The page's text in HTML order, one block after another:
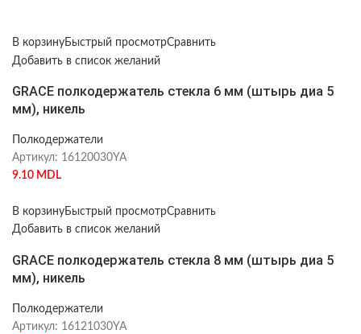
В корзинуБыстрый просмотрСравнить
Добавить в список желаний
GRACE полкодержатель стекла 6 мм (штырь диа 5
мм), никель
Полкодержатели
Артикул: 16120030YA
9.10 MDL
В корзинуБыстрый просмотрСравнить
Добавить в список желаний
GRACE полкодержатель стекла 8 мм (штырь диа 5
мм), никель
Полкодержатели
Артикул: 16121030YA